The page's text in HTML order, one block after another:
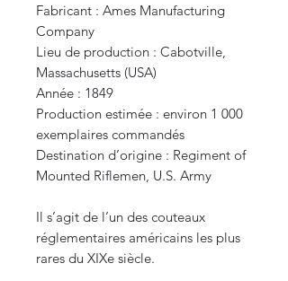
Fabricant : Ames Manufacturing
Company
Lieu de production : Cabotville,
Massachusetts (USA)
Année : 1849
Production estimée : environ 1 000
exemplaires commandés
Destination d’origine : Regiment of
Mounted Riflemen, U.S. Army
Il s’agit de l’un des couteaux
réglementaires américains les plus
rares du XIXe siècle.